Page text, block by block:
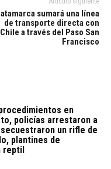
sumará una línea
de transporte directa con
Chile a través del Paso San
Francisco
en
policías arrestaron a
un rifle de
plantines de
reptil